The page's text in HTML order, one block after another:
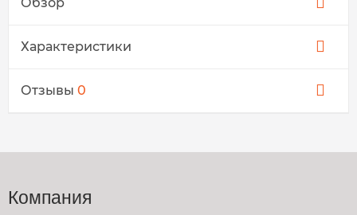
Обзор
Характеристики
Отзывы 0
Компания